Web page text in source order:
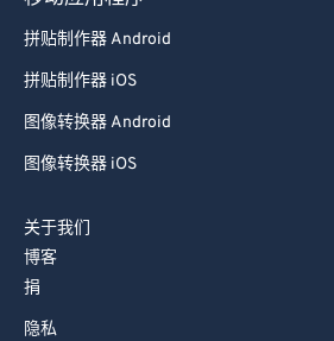
拼贴制作器 Android
拼贴制作器 iOS
图像转换器 Android
图像转换器 iOS
关于我们
博客
捐
隐私